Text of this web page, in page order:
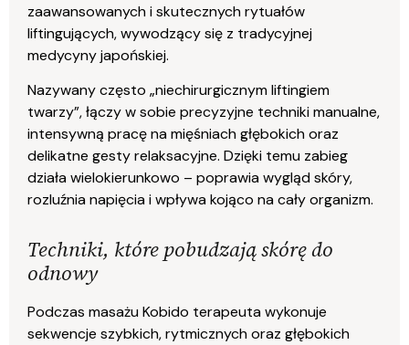
zaawansowanych i skutecznych rytuałów
liftingujących, wywodzący się z tradycyjnej
medycyny japońskiej.
Nazywany często „niechirurgicznym liftingiem
twarzy”, łączy w sobie precyzyjne techniki manualne,
intensywną pracę na mięśniach głębokich oraz
delikatne gesty relaksacyjne. Dzięki temu zabieg
działa wielokierunkowo – poprawia wygląd skóry,
rozluźnia napięcia i wpływa kojąco na cały organizm.
Techniki, które pobudzają skórę do
odnowy
Podczas masażu Kobido terapeuta wykonuje
sekwencje szybkich, rytmicznych oraz głębokich